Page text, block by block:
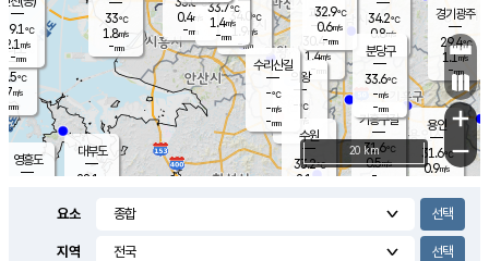
의도
℃
m/s
mm
영흥도
과천
30.4℃
1.4m/s
- mm
용인
31.6℃
0.9m/s
경기광주
29.4℃
1.1m/s
-mm
대부도
28.1
의왕
- ℃
m/s
mm
34.0
℃
1.9 m/s
-mm
℃
0.4m/s
-mm
33.7℃
1.4m/s
-mm
34.2℃
0.8m/s
-mm
32.9℃
0.6m/s
-mm
기흥구갈
31.6℃
0.5m/s
-
수리산길
-℃
-m/s
-mm
분당구
33.6℃
-m/s
-mm
29.1℃
2.1 m/s
-mm
수원
33.2℃
2.1 m/s
33℃
1.8m/s
-mm
+
−
20 km
요소
지역